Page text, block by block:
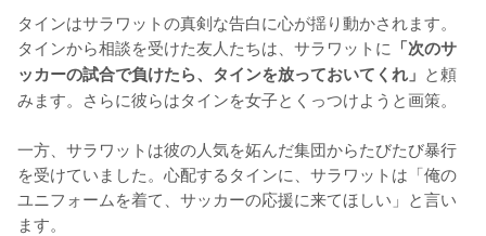
タインはサラワットの真剣な告白に心が揺り動かされます。
タインから相談を受けた友人たちは、サラワットに 「次のサ
ッカーの試合で負けたら、タインを放っておいてくれ」 と頼
みます。さらに彼らはタインを女子とくっつけようと画策。
一方、サラワットは彼の人気を妬んだ集団からたびたび暴行
を受けていました。心配するタインに、サラワットは「俺の
ユニフォームを着て、サッカーの応援に来てほしい」と言い
ます。